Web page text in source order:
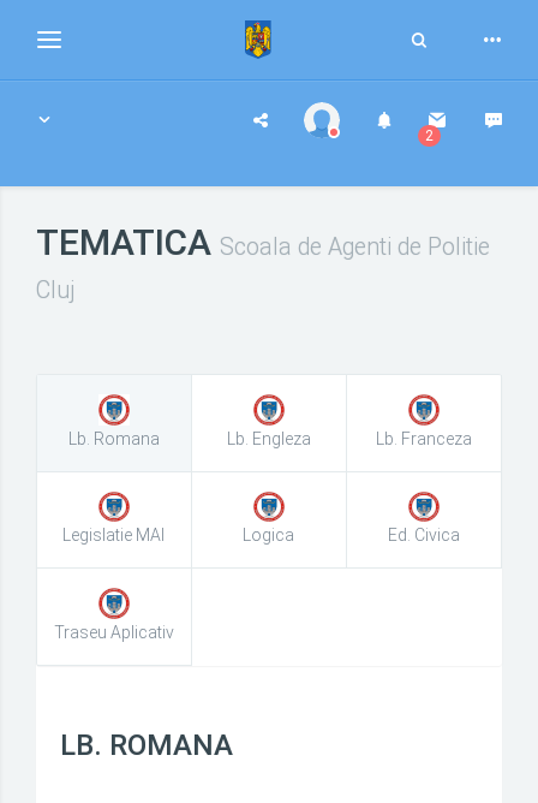
Toggle
navigation
Toggle
2
TEMATICA Scoala de Agenti de Politie
Cluj
Lb. Romana Lb. Engleza Lb. Franceza
Legislatie MAI Logica Ed. Civica
Traseu Aplicativ
LB. ROMANA